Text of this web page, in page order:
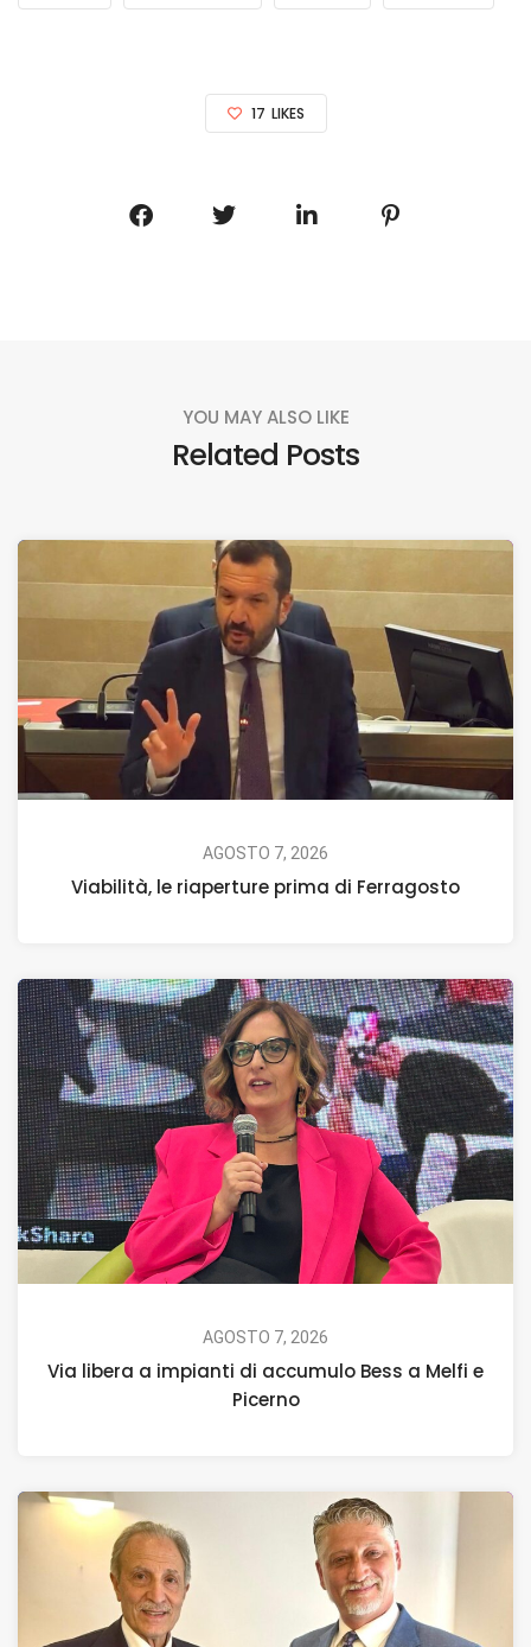
17 LIKES
YOU MAY ALSO LIKE
Related Posts
AGOSTO 7, 2026
Viabilità, le riaperture prima di Ferragosto
AGOSTO 7, 2026
Via libera a impianti di accumulo Bess a Melfi e
Picerno